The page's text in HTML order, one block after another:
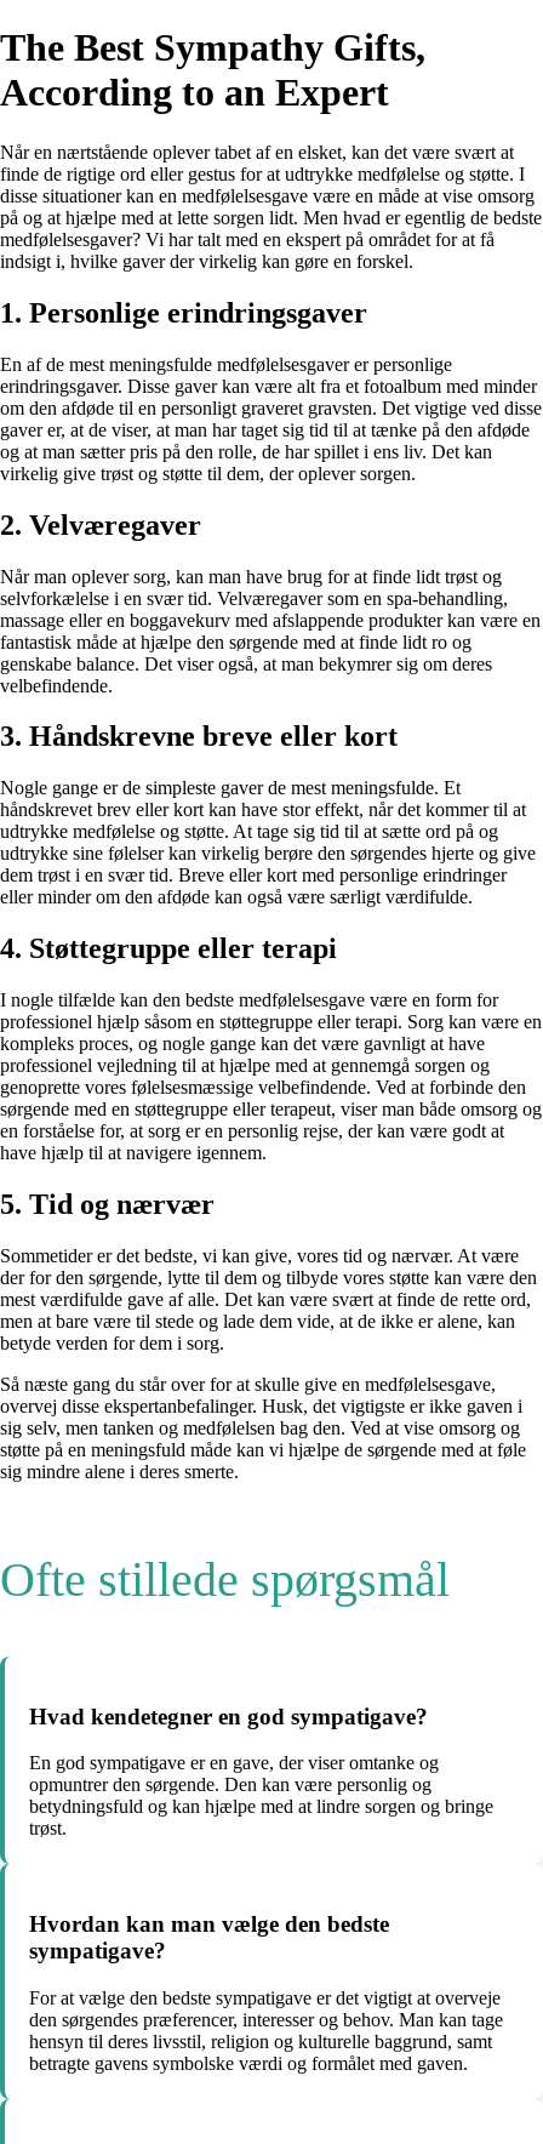
The Best Sympathy Gifts,
According to an Expert
Når en nærtstående oplever tabet af en elsket, kan det være svært at
finde de rigtige ord eller gestus for at udtrykke medfølelse og støtte. I
disse situationer kan en medfølelsesgave være en måde at vise omsorg
på og at hjælpe med at lette sorgen lidt. Men hvad er egentlig de bedste
medfølelsesgaver? Vi har talt med en ekspert på området for at få
indsigt i, hvilke gaver der virkelig kan gøre en forskel.
1. Personlige erindringsgaver
En af de mest meningsfulde medfølelsesgaver er personlige
erindringsgaver. Disse gaver kan være alt fra et fotoalbum med minder
om den afdøde til en personligt graveret gravsten. Det vigtige ved disse
gaver er, at de viser, at man har taget sig tid til at tænke på den afdøde
og at man sætter pris på den rolle, de har spillet i ens liv. Det kan
virkelig give trøst og støtte til dem, der oplever sorgen.
2. Velværegaver
Når man oplever sorg, kan man have brug for at finde lidt trøst og
selvforkælelse i en svær tid. Velværegaver som en spa-behandling,
massage eller en boggavekurv med afslappende produkter kan være en
fantastisk måde at hjælpe den sørgende med at finde lidt ro og
genskabe balance. Det viser også, at man bekymrer sig om deres
velbefindende.
3. Håndskrevne breve eller kort
Nogle gange er de simpleste gaver de mest meningsfulde. Et
håndskrevet brev eller kort kan have stor effekt, når det kommer til at
udtrykke medfølelse og støtte. At tage sig tid til at sætte ord på og
udtrykke sine følelser kan virkelig berøre den sørgendes hjerte og give
dem trøst i en svær tid. Breve eller kort med personlige erindringer
eller minder om den afdøde kan også være særligt værdifulde.
4. Støttegruppe eller terapi
I nogle tilfælde kan den bedste medfølelsesgave være en form for
professionel hjælp såsom en støttegruppe eller terapi. Sorg kan være en
kompleks proces, og nogle gange kan det være gavnligt at have
professionel vejledning til at hjælpe med at gennemgå sorgen og
genoprette vores følelsesmæssige velbefindende. Ved at forbinde den
sørgende med en støttegruppe eller terapeut, viser man både omsorg og
en forståelse for, at sorg er en personlig rejse, der kan være godt at
have hjælp til at navigere igennem.
5. Tid og nærvær
Sommetider er det bedste, vi kan give, vores tid og nærvær. At være
der for den sørgende, lytte til dem og tilbyde vores støtte kan være den
mest værdifulde gave af alle. Det kan være svært at finde de rette ord,
men at bare være til stede og lade dem vide, at de ikke er alene, kan
betyde verden for dem i sorg.
Så næste gang du står over for at skulle give en medfølelsesgave,
overvej disse ekspertanbefalinger. Husk, det vigtigste er ikke gaven i
sig selv, men tanken og medfølelsen bag den. Ved at vise omsorg og
støtte på en meningsfuld måde kan vi hjælpe de sørgende med at føle
sig mindre alene i deres smerte.
Ofte stillede spørgsmål
Hvad kendetegner en god sympatigave?
En god sympatigave er en gave, der viser omtanke og
opmuntrer den sørgende. Den kan være personlig og
betydningsfuld og kan hjælpe med at lindre sorgen og bringe
trøst.
Hvordan kan man vælge den bedste
sympatigave?
For at vælge den bedste sympatigave er det vigtigt at overveje
den sørgendes præferencer, interesser og behov. Man kan tage
hensyn til deres livsstil, religion og kulturelle baggrund, samt
betragte gavens symbolske værdi og formålet med gaven.